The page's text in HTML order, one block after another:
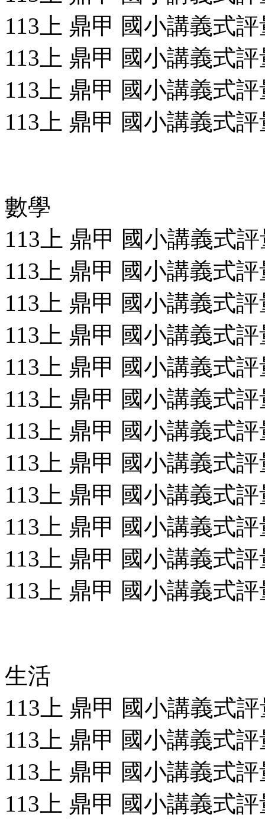
113上 鼎甲 國小講義式
113上 鼎甲 國小講義式
113上 鼎甲 國小講義式
113上 鼎甲 國小講義式
數學
113上 鼎甲 國小講義式
113上 鼎甲 國小講義式
113上 鼎甲 國小講義式
113上 鼎甲 國小講義式
113上 鼎甲 國小講義式
113上 鼎甲 國小講義式
113上 鼎甲 國小講義式
113上 鼎甲 國小講義式
113上 鼎甲 國小講義式
113上 鼎甲 國小講義式
113上 鼎甲 國小講義式
113上 鼎甲 國小講義式
生活
113上 鼎甲 國小講義式
113上 鼎甲 國小講義式
113上 鼎甲 國小講義式
113上 鼎甲 國小講義式